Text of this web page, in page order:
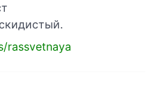
rassvetnaya